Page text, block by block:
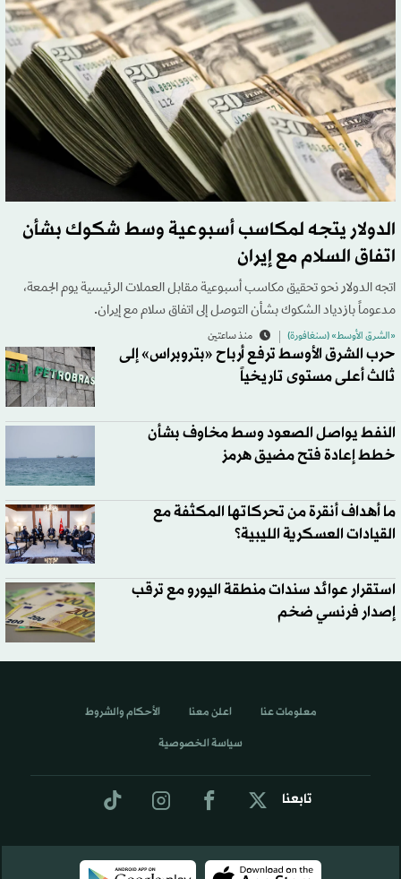
الدولار يتجه لمكاسب أسبوعية وسط شكوك بشأن
اتفاق السلام مع إيران
اتجه الدولار نحو تحقيق مكاسب أسبوعية مقابل العملات الرئيسية يوم الجمعة،
مدعوماً بازدياد الشكوك بشأن التوصل إلى اتفاق سلام مع إيران.
«الشرق الأوسط» (سنغافورة) منذ ساعتين
حرب الشرق الأوسط ترفع أرباح «بتروبراس» إلى
ثالث أعلى مستوى تاريخياً
النفط يواصل الصعود وسط مخاوف بشأن
خطط إعادة فتح مضيق هرمز
ما أهداف أنقرة من تحركاتها المكثفة مع
القيادات العسكرية الليبية؟
استقرار عوائد سندات منطقة اليورو مع ترقب
إصدار فرنسي ضخم
تابعنا
معلومات عنا اعلن معنا الأحكام والشروط
سياسة الخصوصية